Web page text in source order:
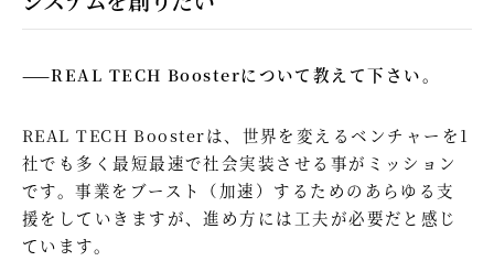
——REAL TECH Boosterについて教えて下さい。
REAL TECH Boosterは、世界を変えるベンチャーを1
社でも多く最短最速で社会実装させる事がミッション
です。事業をブースト（加速）するためのあらゆる支
援をしていきますが、進め方には工夫が必要だと感じ
ています。